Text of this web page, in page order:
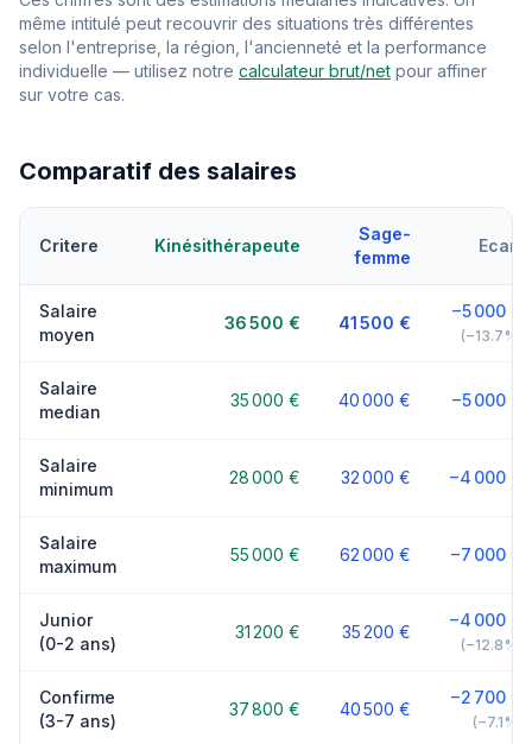
même intitulé peut recouvrir des situations très différentes
selon l'entreprise, la région, l'ancienneté et la performance
individuelle — utilisez notre calculateur brut/net pour affiner
sur votre cas.
Comparatif des salaires
Critere Kinésithérapeute
Sage-
femme
Ecart
Salaire
moyen
36 500 € 41 500 €
−5 000 €
(−13.7%)
Salaire
median
35 000 € 40 000 € −5 000 €
Salaire
minimum
28 000 € 32 000 € −4 000 €
Salaire
maximum
55 000 € 62 000 € −7 000 €
Junior
(0-2 ans)
31 200 € 35 200 €
−4 000 €
(−12.8%)
Confirme
(3-7 ans)
37 800 € 40 500 €
−2 700 €
(−7.1%)